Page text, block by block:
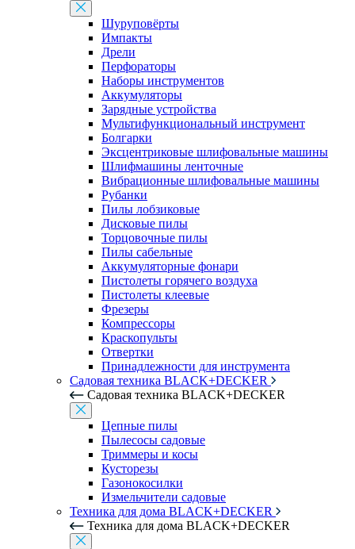
Шуруповёрты
Импакты
Дрели
Перфораторы
Наборы инструментов
Аккумуляторы
Зарядные устройства
Мультифункциональный инструмент
Болгарки
Эксцентриковые шлифовальные машины
Шлифмашины ленточные
Вибрационные шлифовальные машины
Рубанки
Пилы лобзиковые
Дисковые пилы
Торцовочные пилы
Пилы сабельные
Аккумуляторные фонари
Пистолеты горячего воздуха
Пистолеты клеевые
Фрезеры
Компрессоры
Краскопульты
Отвертки
Принадлежности для инструмента
Садовая техника BLACK+DECKER
Садовая техника BLACK+DECKER
Цепные пилы
Пылесосы садовые
Триммеры и косы
Кусторезы
Газонокосилки
Измельчители садовые
Техника для дома BLACK+DECKER
Техника для дома BLACK+DECKER